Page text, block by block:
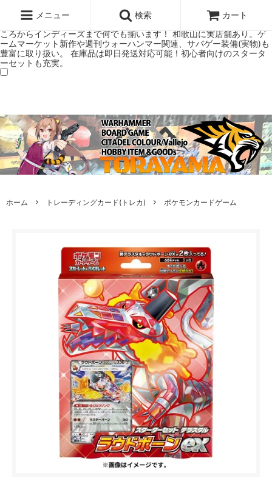
ミアムショップTORAYAMA。通販・オンラインショップです！ ウォー
ハンマーとボードゲームのことなら当店へ！ボードゲームもメジャーど
ころからインディーズまで何でも揃います！ 和歌山に実店舗あり。ゲ
ームマーケット新作や週刊ウォーハンマー関連、サバゲー装備(実物)も
豊富に取り扱い。 在庫品は即日発送対応可能！初心者向けのスタータ
ーセットも充実。
メニュー 検索 カート
ホーム トレーディングカード(トレカ) ポケモンカードゲーム